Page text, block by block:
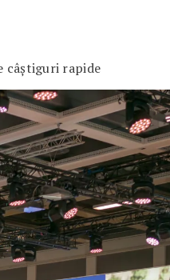
câștiguri rapide